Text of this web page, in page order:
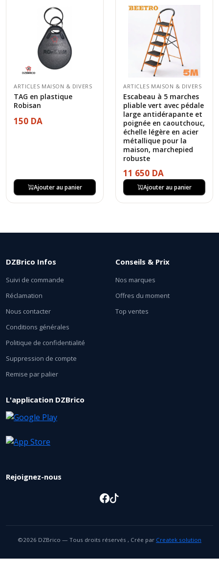
ARTICLES MAISON & DIVERS
TAG en plastique
Robisan
150 DA
Ajouter au panier
ARTICLES MAISON & DIVERS
Escabeau à 5 marches
pliable vert avec pédale
large antidérapante et
poignée en caoutchouc,
échelle légère en acier
métallique pour la
maison, marchepied
robuste
11 650 DA
Ajouter au panier
DZBrico Infos
Suivi de commande
Réclamation
Nous contacter
Conditions générales
Politique de confidentialité
Suppression de compte
Remise par palier
Conseils & Prix
Nos marques
Offres du moment
Top ventes
L'application DZBrico
Rejoignez-nous
©2026 DZBrico — Tous droits réservés , Crée par Createk solution